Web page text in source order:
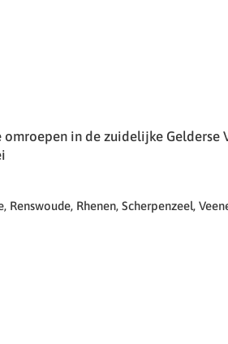
in de zuidelijke Gelderse
Renswoude, Rhenen, Scherpenzeel,